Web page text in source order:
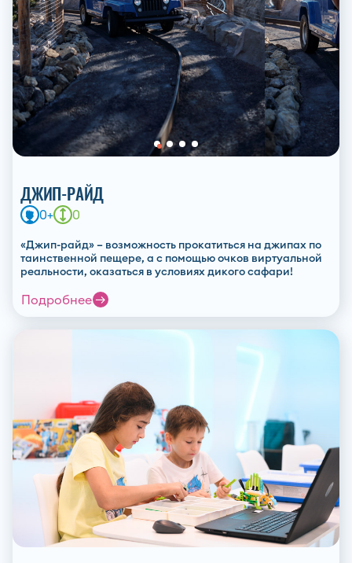
ДЖИП-РАЙД
0+ 0
«Джип-райд» – возможность прокатиться на джипах по
таинственной пещере, а с помощью очков виртуальной
реальности, оказаться в условиях дикого сафари!
Подробнее